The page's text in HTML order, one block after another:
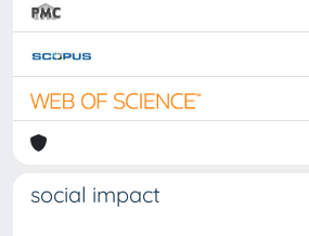
social impact